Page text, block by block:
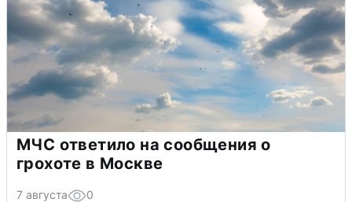
МЧС ответило на сообщения о
грохоте в Москве
7 августа 0